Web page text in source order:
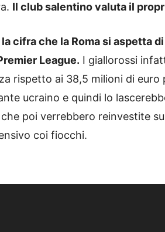
Il club salentino valuta il
la cifra che la Roma si aspetta
League. I giallorossi
rispetto ai 38,5 milioni di
ucraino e quindi lo
poi verrebbero reinvestite
coi fiocchi.